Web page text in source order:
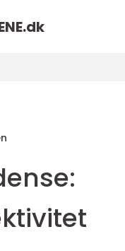
dk